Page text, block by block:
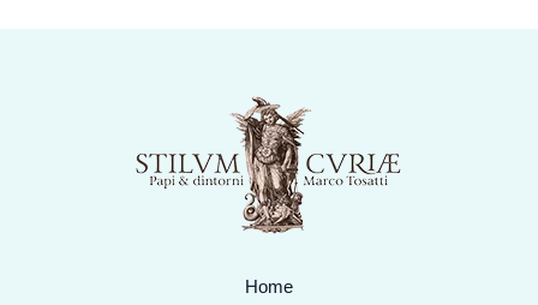
Home